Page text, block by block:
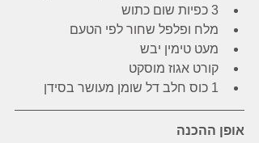
3 כפיות שום כתוש
מלח ופלפל שחור לפי הטעם
מעט טימין יבש
קורט אגוז מוסקט
1 כוס חלב דל שומן מעושר בסידן
אופן ההכנה